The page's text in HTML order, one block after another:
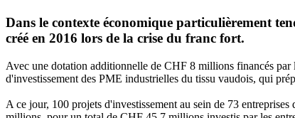
Dans le contexte économique particulièrement
créé en 2016 lors de la crise du franc fort.
Avec une dotation additionnelle de CHF 8 millions financés
d'investissement des PME industrielles du tissu vaudois, qui
A ce jour, 100 projets d'investissement au sein de 73